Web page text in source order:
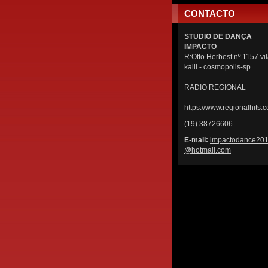
CONTACTO
STUDIO DE DANÇA
IMPACTO
R:Otto Herbest nº 1157
kalil - cosmopolis-sp
RADIO REGIONAL
https://
(19) 38726606
E-mail: impactod
@hotmail .com